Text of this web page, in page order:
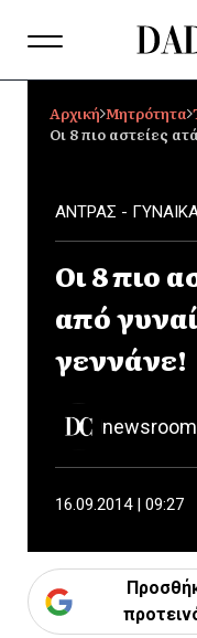
Αρχική Μητρότητα
Οι 8 πιο αστείες
ΑΝΤΡΑΣ -
Οι 8 πιο
από
γεννάνε!
newsroom
16.09.2014 | 09:27